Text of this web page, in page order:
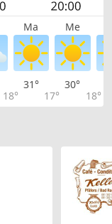
Ma Me
18°
31°
17°
30°
18°